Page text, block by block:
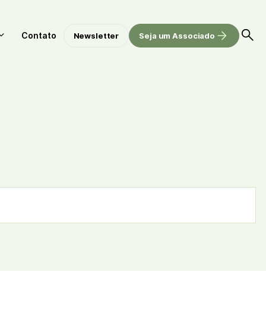
Contato Newsletter Seja um Associado